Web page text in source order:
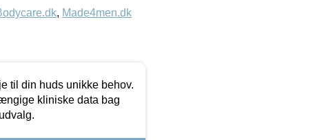
, Made4men.dk
til din huds unikke behov.
kliniske data bag